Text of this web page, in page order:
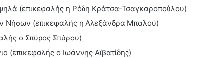
(επικεφαλής η Ρόδη Κράτσα-Τσαγκαροπούλου)
Νήσων (επικεφαλής η Αλεξάνδρα Μπαλού)
ο Σπύρος Σπύρου)
(επικεφαλής ο Ιωάννης Αϊβατίδης)